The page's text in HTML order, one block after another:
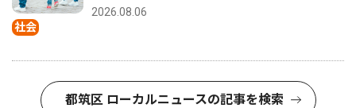
社会
2026.08.06
都筑区 ローカルニュースの記事を検索